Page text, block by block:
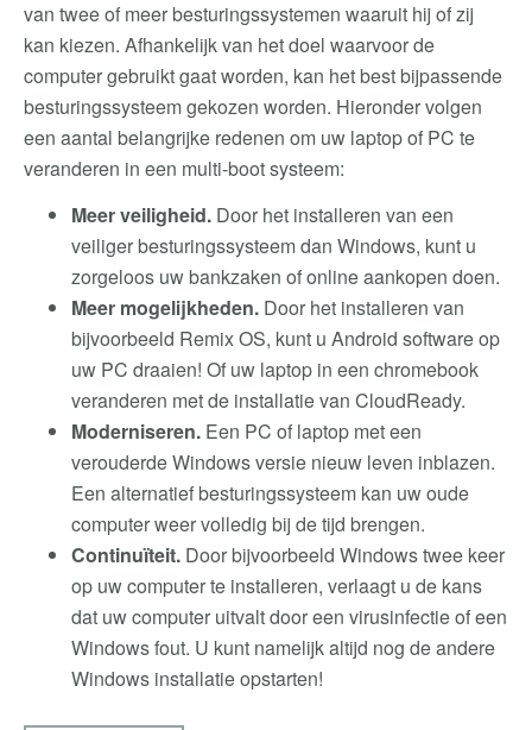
van twee of meer besturingssystemen waaruit hij of zij
kan kiezen. Afhankelijk van het doel waarvoor de
computer gebruikt gaat worden, kan het best bijpassende
besturingssysteem gekozen worden. Hieronder volgen
een aantal belangrijke redenen om uw laptop of PC te
veranderen in een multi-boot systeem:
Meer veiligheid. Door het installeren van een
veiliger besturingssysteem dan Windows, kunt u
zorgeloos uw bankzaken of online aankopen doen.
Meer mogelijkheden. Door het installeren van
bijvoorbeeld Remix OS, kunt u Android software op
uw PC draaien! Of uw laptop in een chromebook
veranderen met de installatie van CloudReady.
Moderniseren. Een PC of laptop met een
verouderde Windows versie nieuw leven inblazen.
Een alternatief besturingssysteem kan uw oude
computer weer volledig bij de tijd brengen.
Continuïteit. Door bijvoorbeeld Windows twee keer
op uw computer te installeren, verlaagt u de kans
dat uw computer uitvalt door een virusinfectie of een
Windows fout. U kunt namelijk altijd nog de andere
Windows installatie opstarten!